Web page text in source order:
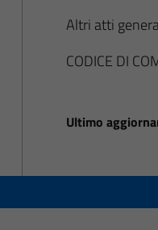
Altri atti
CODICE DI
Ultimo